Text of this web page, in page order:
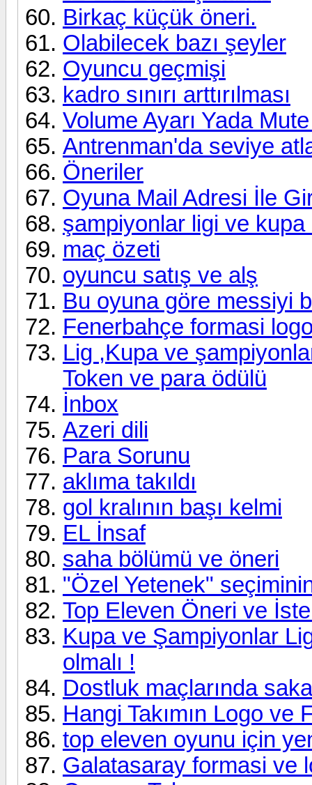
Birkaç küçük öneri.
Olabilecek bazı şeyler
Oyuncu geçmişi
kadro sınırı arttırılması
Volume Ayarı Yada
Antrenman'da seviye
Öneriler
Oyuna Mail Adresi İle
şampiyonlar ligi ve kupa
maç özeti
oyuncu satış ve alş
Bu oyuna göre messiyi
Fenerbahçe formasi
Lig ,Kupa ve
Token ve para ödülü
İnbox
Azeri dili
Para Sorunu
aklıma takıldı
gol kralının başı kelmi
EL İnsaf
saha bölümü ve öneri
"Özel Yetenek"
Top Eleven Öneri ve
Kupa ve Şampiyonlar
olmalı !
Dostluk maçlarında
Hangi Takımın Logo ve
top eleven oyunu için
Galatasaray formasi ve